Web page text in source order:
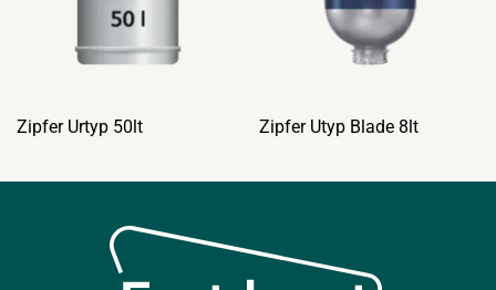
Zipfer Urtyp 50lt Zipfer Utyp Blade 8lt